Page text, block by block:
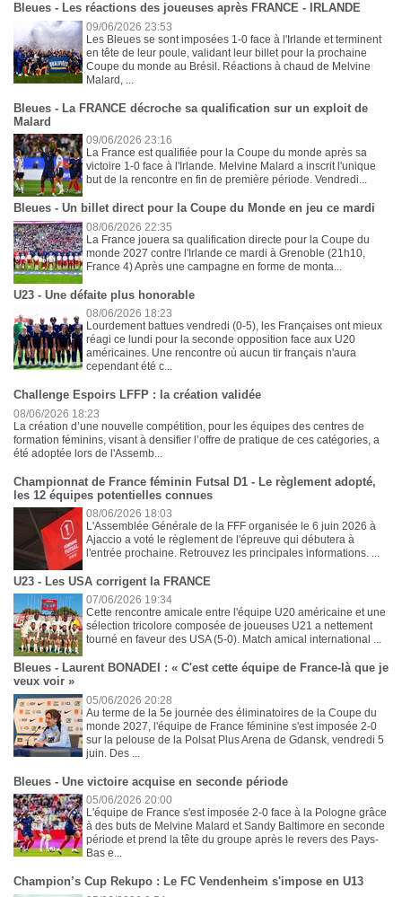
Bleues - Les réactions des joueuses après FRANCE - IRLANDE
09/06/2026 23:53
Les Bleues se sont imposées 1-0 face à l'Irlande et terminent
en tête de leur poule, validant leur billet pour la prochaine
Coupe du monde au Brésil. Réactions à chaud de Melvine
Malard, ...
Bleues - La FRANCE décroche sa qualification sur un exploit de
Malard
09/06/2026 23:16
La France est qualifiée pour la Coupe du monde après sa
victoire 1-0 face à l'Irlande. Melvine Malard a inscrit l'unique
but de la rencontre en fin de première période. Vendredi...
Bleues - Un billet direct pour la Coupe du Monde en jeu ce mardi
08/06/2026 22:35
La France jouera sa qualification directe pour la Coupe du
monde 2027 contre l'Irlande ce mardi à Grenoble (21h10,
France 4) Après une campagne en forme de monta...
U23 - Une défaite plus honorable
08/06/2026 18:23
Lourdement battues vendredi (0-5), les Françaises ont mieux
réagi ce lundi pour la seconde opposition face aux U20
américaines. Une rencontre où aucun tir français n'aura
cependant été c...
Challenge Espoirs LFFP : la création validée
08/06/2026 18:23
La création d’une nouvelle compétition, pour les équipes des centres de
formation féminins, visant à densifier l’offre de pratique de ces catégories, a
été adoptée lors de l'Assemb...
Championnat de France féminin Futsal D1 - Le règlement adopté,
les 12 équipes potentielles connues
08/06/2026 18:03
L'Assemblée Générale de la FFF organisée le 6 juin 2026 à
Ajaccio a voté le règlement de l'épreuve qui débutera à
l'entrée prochaine. Retrouvez les principales informations. ...
U23 - Les USA corrigent la FRANCE
07/06/2026 19:34
Cette rencontre amicale entre l'équipe U20 américaine et une
sélection tricolore composée de joueuses U21 a nettement
tourné en faveur des USA (5-0). Match amical international ...
Bleues - Laurent BONADEI : « C'est cette équipe de France-là que je
veux voir »
05/06/2026 20:28
Au terme de la 5e journée des éliminatoires de la Coupe du
monde 2027, l'équipe de France féminine s'est imposée 2-0
sur la pelouse de la Polsat Plus Arena de Gdansk, vendredi 5
juin. Des ...
Bleues - Une victoire acquise en seconde période
05/06/2026 20:00
L'équipe de France s'est imposée 2-0 face à la Pologne grâce
à des buts de Melvine Malard et Sandy Baltimore en seconde
période et prend la tête du groupe après le revers des Pays-
Bas e...
Champion’s Cup Rekupo : Le FC Vendenheim s'impose en U13